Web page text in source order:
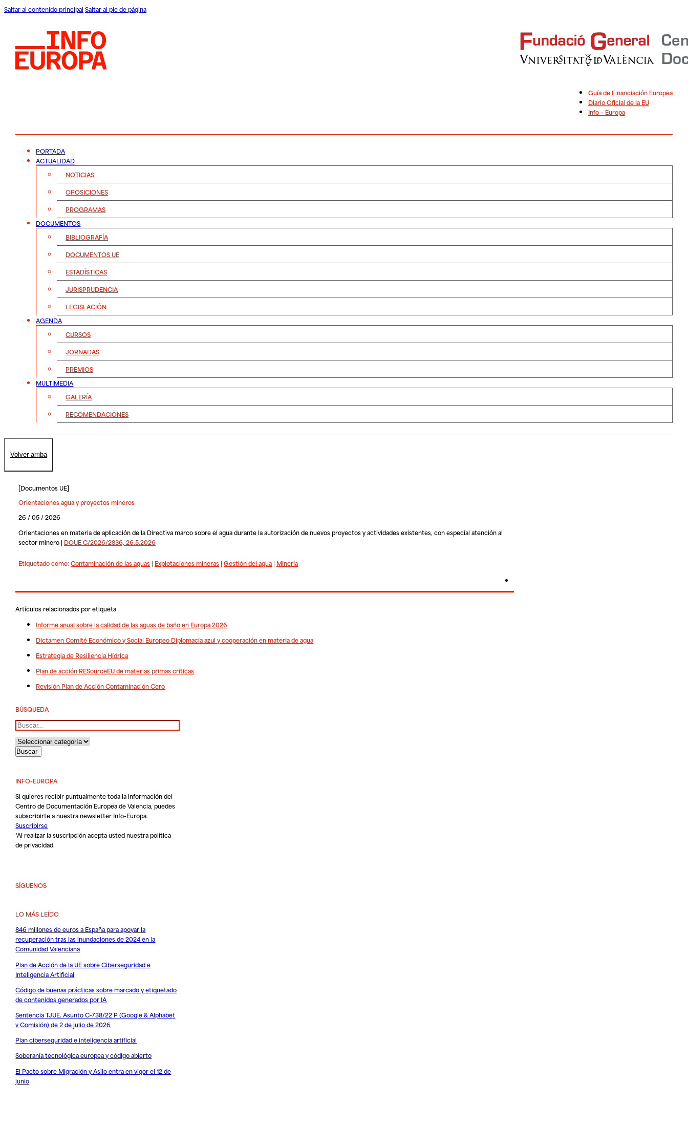
Saltar al contenido principal Saltar al pie de página
Guía de Financiación Europea
Diario Oficial de la EU
Info – Europa
PORTADA
ACTUALIDAD
NOTICIAS
OPOSICIONES
PROGRAMAS
DOCUMENTOS
BIBLIOGRAFÍA
DOCUMENTOS UE
ESTADÍSTICAS
JURISPRUDENCIA
LEGISLACIÓN
AGENDA
CURSOS
JORNADAS
PREMIOS
MULTIMEDIA
GALERÍA
RECOMENDACIONES
Volver arriba
[Documentos UE]
Orientaciones agua y proyectos mineros
26 / 05 / 2026
Orientaciones en materia de aplicación de la Directiva marco sobre el agua durante la autorización de nuevos proyectos y actividades existentes, con especial atención al
sector minero | DOUE C/2026/2836, 26.5.2026
Etiquetado como:Contaminación de las aguas| Explotaciones mineras| Gestión del agua| Minería
Artículos relacionados por etiqueta
Informe anual sobre la calidad de las aguas de baño en Europa 2026
Dictamen Comité Económico y Social Europeo Diplomacia azul y cooperación en materia de agua
Estrategia de Resiliencia Hídrica
Plan de acción RESourceEU de materias primas críticas
Revisión Plan de Acción Contaminación Cero
BÚSQUEDA
Buscar
INFO-EUROPA
Si quieres recibir puntualmente toda la información del
Centro de Documentación Europea de Valencia, puedes
subscribirte a nuestra newsletter Info-Europa.
Suscribirse
*Al realizar la suscripción acepta usted nuestrapolítica
de privacidad.
SÍGUENOS
LO MÁS LEÍDO
846 millones de euros a España para apoyar la
recuperación tras las inundaciones de 2024 en la
Comunidad Valenciana
Plan de Acción de la UE sobre Ciberseguridad e
Inteligencia Artificial
Código de buenas prácticas sobre marcado y etiquetado
de contenidos generados por IA
Sentencia TJUE. Asunto C-738/22 P (Google & Alphabet
v Comisión) de 2 de julio de 2026
Plan ciberseguridad e inteligencia artificial
Soberanía tecnológica europea y código abierto
El Pacto sobre Migración y Asilo entra en vigor el 12 de
junio